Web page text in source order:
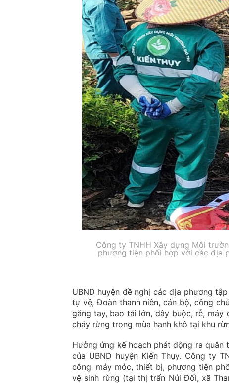
Công ty TNHH Xây dựng Môi
phương tiện phối hợp với các địa
UBND huyện đề nghị các địa phương
tự vệ, Đoàn thanh niên, cán bộ, công
găng tay, bao tải lớn, dây buộc, rễ, máy
cháy rừng trong mùa hanh khô tại khu
Hưởng ứng kế hoạch phát động ra
của UBND huyện Kiến Thụy. Công ty
công, máy móc, thiết bị, phương tiện
vệ sinh rừng (tại thị trấn Núi Đối, xã